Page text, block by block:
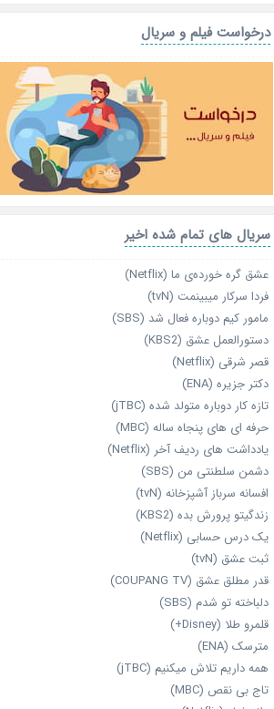
درخواست فیلم و سریال
سریال های تمام شده اخیر
عشق گره خورده‌ی ما (Netflix)
فردا سرکار میبینمت (tvN)
مامور کیم دوباره فعال شد (SBS)
دستورالعمل عشق (KBS2)
قصر شرقی (Netflix)
دکتر جزیره (ENA)
تازه‌ کار دوباره‌ متولد شده (jTBC)
حرفه‌ ای‌ های پنجاه‌ ساله (MBC)
یادداشت‌ های ردیف آخر (Netflix)
دشمن سلطنتی من (SBS)
افسانه سرباز آشپزخانه (tvN)
زندگیتو پرورش بده (KBS2)
یک درس حسابی (Netflix)
ثبت عشق (tvN)
قدر مطلق عشق (COUPANG TV)
دلباخته تو شدم (SBS)
قلمرو طلا (Disney+)
مترسک (ENA)
همه داریم تلاش میکنیم (jTBC)
تاج بی‌ نقص (MBC)